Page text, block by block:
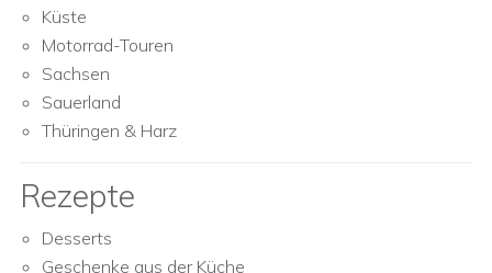
Küste
Motorrad-Touren
Sachsen
Sauerland
Thüringen & Harz
Rezepte
Desserts
Geschenke aus der Küche